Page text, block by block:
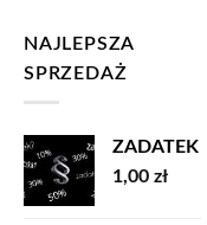
NAJLEPSZA
SPRZEDAŻ
ZADATEK
1,00 zł